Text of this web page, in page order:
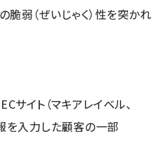
弱（ぜいじゃく）性を突かれ
イト（マキアレイベル、
を入力した顧客の一部